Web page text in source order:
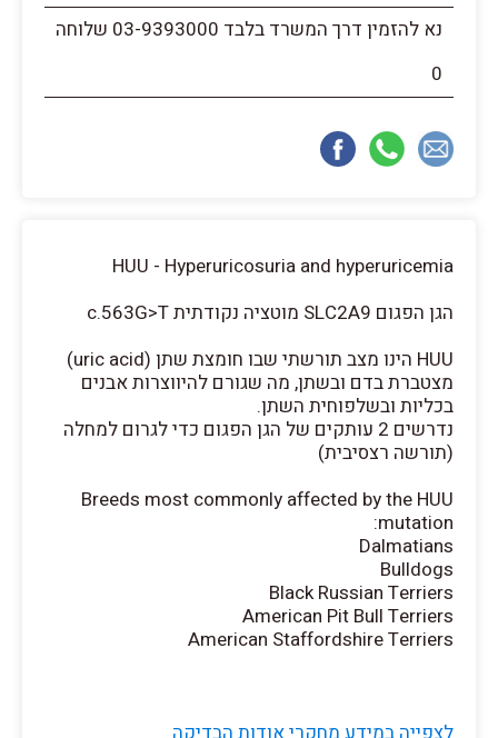
נא להזמין דרך המשרד בלבד 03-9393000 שלוחה
0
HUU - Hyperuricosuria and hyperuricemia
הגן הפגום SLC2A9 מוטציה נקודתית c.563G>T
HUU הינו מצב תורשתי שבו חומצת שתן (uric acid)
מצטברת בדם ובשתן, מה שגורם להיווצרות אבנים
בכליות ובשלפוחית השתן.
נדרשים 2 עותקים של הגן הפגום כדי לגרום למחלה
(תורשה רצסיבית)
Breeds most commonly affected by the HUU
mutation:
Dalmatians
Bulldogs
Black Russian Terriers
American Pit Bull Terriers
American Staffordshire Terriers